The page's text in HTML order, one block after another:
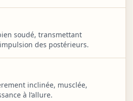
soudé, transmettant
des postérieurs.
inclinée, musclée,
à l’allure.